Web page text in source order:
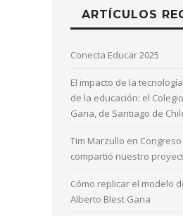
ARTÍCULOS
Conecta Educar 2025
El impacto de la
de la educación: el
Gana, de Santiago de
Tim Marzullo en
compartió nuestro
Cómo replicar el modelo
Alberto Blest Gana